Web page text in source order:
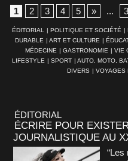
1
2 3 4 5 » ...
ÉDITORIAL | POLITIQUE ET SOCIÉTÉ |
DURABLE | ART ET CULTURE |
MÉDECINE | GASTRONOMIE | VIE
LIFESTYLE | SPORT | AUTO, MOTO,
DIVERS | VOYAGES
ÉDITORIAL
ÉCRIRE POUR
JOURNALISTIQUE AU
“Les